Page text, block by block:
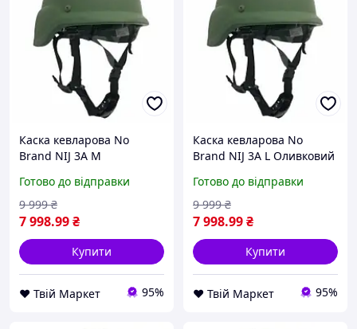
Каска кевларова No
Brand NIJ 3A М
Готово до відправки
7 998.99₴
9 999 ₴
Купити
❤️ Твій Маркет 95%
Каска кевларова No
Brand NIJ 3A L Оливковий
Готово до відправки
7 998.99₴
9 999 ₴
Купити
❤️ Твій Маркет 95%